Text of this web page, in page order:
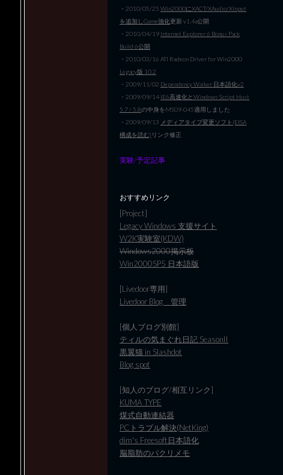
・2010/05/25 Win2000にXACT/XAudio/XInput
を追加しGame強化更新 v1.4a公開
・2010/04/19 Internet Explorer 6 Bonus Pack
Build 6公開
・2010/03/16 ATI Radeon Driver for Win2000
Legacy版 10.2
・2009/11/02 Dependency Walker 日本語化v2
・2009/09/14 IE6高速化とWindows Script Host
5.7 / 5.8の中身をMS09-045適用しました
・2009/09/13 メディアタイプ変更ソフト(EISA
構成を読む) リンク修正
実験/予定記事
おすすめリンク
[Project]
Legacy Windows 支援サイト
W2K実験室(KDW)
Windows2000掲示板
Win2000SP5 日本語版
[Livedoor専用]
Livedoor Blog 管理
[個人ブログ別館]
ティルの気まぐれ日記 SeasonII
黒翼猫 in Slashdot
Blog spot
[知人のブログ/相互リンク]
KUMA TYPE
煤式自動連結器
PCトラブル解決(NetKing)
dim's Freesoft日本語化
脳脂肪のパクリメモ